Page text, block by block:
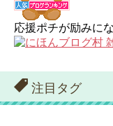
応援ポチが励みに
注目タグ